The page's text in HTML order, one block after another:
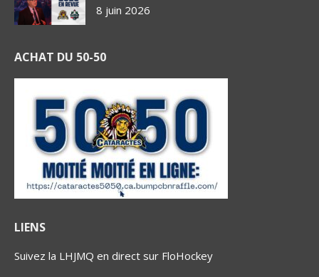
8 juin 2026
ACHAT DU 50-50
LIENS
Suivez la LHJMQ en direct sur FloHockey